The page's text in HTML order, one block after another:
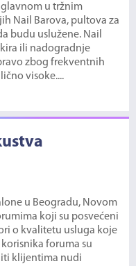
u tržnim
Nail Barova, pultova za
budu uslužene. Nail
ili nadogradnje
zbog frekventnih
visoke....
u Beogradu, Novom
koji su posvećeni
o kvalitetu usluga koje
foruma su
klijentima nudi